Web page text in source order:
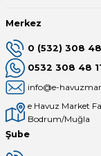
Merkez
0 (532) 308 48
0532 308 48
info@e-
e Havuz Market
Bodrum/Muğla
Şube